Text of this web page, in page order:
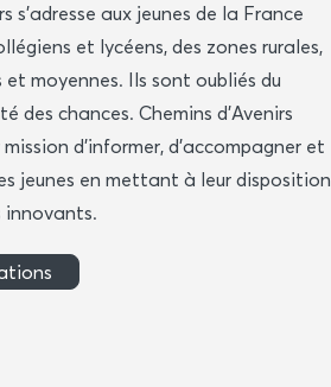
s’adresse aux jeunes de la France
et lycéens, des zones rurales,
moyennes. Ils sont oubliés du
des chances. Chemins d’Avenirs
d’informer, d’accompagner et
jeunes en mettant à leur disposition
innovants.